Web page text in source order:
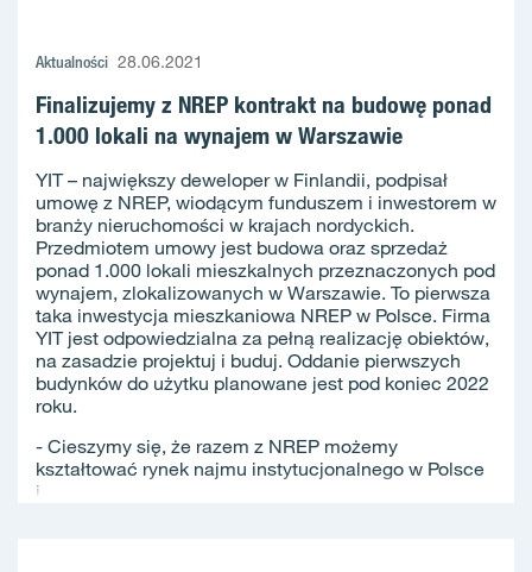
Aktualności 28.06.2021
Finalizujemy z NREP kontrakt na budowę ponad
1.000 lokali na wynajem w Warszawie
YIT – największy deweloper w Finlandii, podpisał
umowę z NREP, wiodącym funduszem i inwestorem w
branży nieruchomości w krajach nordyckich.
Przedmiotem umowy jest budowa oraz sprzedaż
ponad 1.000 lokali mieszkalnych przeznaczonych pod
wynajem, zlokalizowanych w Warszawie. To pierwsza
taka inwestycja mieszkaniowa NREP w Polsce. Firma
YIT jest odpowiedzialna za pełną realizację obiektów,
na zasadzie projektuj i buduj. Oddanie pierwszych
budynków do użytku planowane jest pod koniec 2022
roku.
- Cieszymy się, że razem z NREP możemy
kształtować rynek najmu instytucjonalnego w Polsce
i...